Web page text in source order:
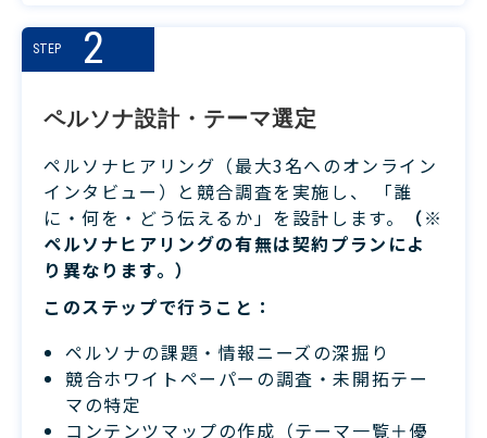
STEP 2
ペルソナ設計・テーマ選定
ペルソナヒアリング（最大3名へのオンライン
インタビュー）と競合調査を実施し、 「誰
に・何を・どう伝えるか」を設計します。
（※
ペルソナヒアリングの有無は契約プランによ
り異なります。）
このステップで行うこと：
ペルソナの課題・情報ニーズの深掘り
競合ホワイトペーパーの調査・未開拓テー
マの特定
コンテンツマップの作成（テーマ一覧＋優